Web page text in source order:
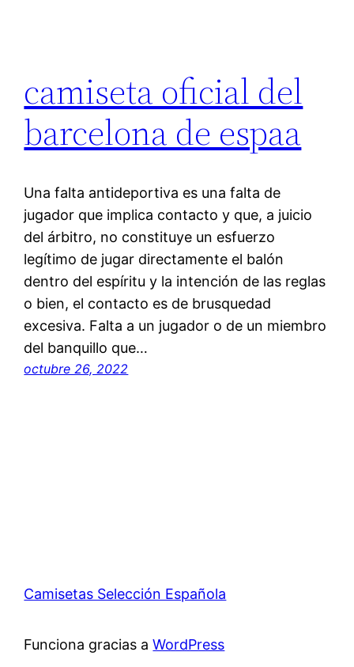
camiseta oficial del
barcelona de espaa
Una falta antideportiva es una falta de
jugador que implica contacto y que, a juicio
del árbitro, no constituye un esfuerzo
legítimo de jugar directamente el balón
dentro del espíritu y la intención de las reglas
o bien, el contacto es de brusquedad
excesiva. Falta a un jugador o de un miembro
del banquillo que…
octubre 26, 2022
Camisetas Selección Española
Funciona gracias aWordPress